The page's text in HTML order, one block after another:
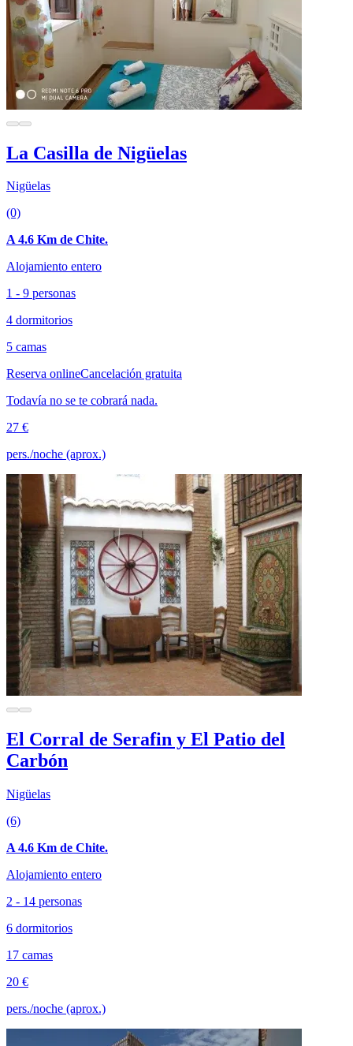
La Casilla de Nigüelas
Nigüelas
(0)
A 4.6 Km de Chite.
Alojamiento entero
1 - 9 personas
4 dormitorios
5 camas
Reserva onlineCancelación gratuita
Todavía no se te cobrará nada.
27 €
pers./noche (aprox.)
El Corral de Serafin y El Patio del
Carbón
Nigüelas
(6)
A 4.6 Km de Chite.
Alojamiento entero
2 - 14 personas
6 dormitorios
17 camas
20 €
pers./noche (aprox.)